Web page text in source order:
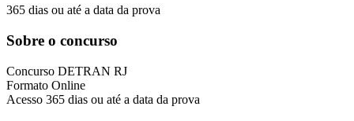
365 dias ou até a data da prova
Sobre o concurso
Concurso DETRAN RJ
Formato Online
Acesso 365 dias ou até a data da prova